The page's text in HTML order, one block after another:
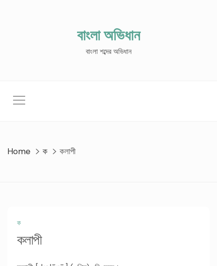
বাংলা অভিধান
বাংলা শব্দের অভিধান
Home ক কলাপী
ক
কলাপী